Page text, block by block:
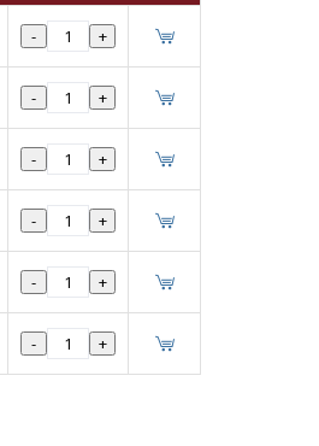
- +
- +
- +
- +
- +
- +